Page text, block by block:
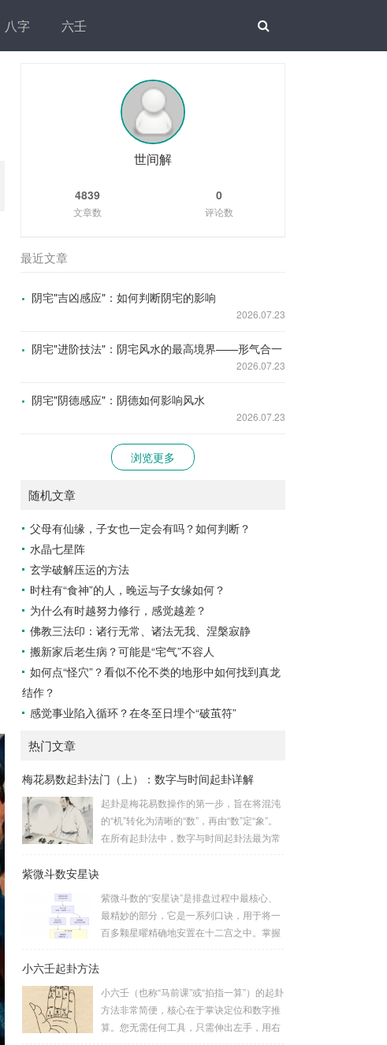
八字 六壬
世间解
4839
文章数
0
评论数
最近文章
阴宅"吉凶感应"：如何判断阴宅的影响
2026.07.23
阴宅"进阶技法"：阴宅风水的最高境界——形气合一
2026.07.23
阴宅"阴德感应"：阴德如何影响风水
2026.07.23
浏览更多
随机文章
父母有仙缘，子女也一定会有吗？如何判断？
水晶七星阵
玄学破解压运的方法
时柱有“食神”的人，晚运与子女缘如何？
为什么有时越努力修行，感觉越差？
佛教三法印：诸行无常、诸法无我、涅槃寂静
搬新家后老生病？可能是“宅气”不容人
如何点“怪穴”？看似不伦不类的地形中如何找到真龙
结作？
感觉事业陷入循环？在冬至日埋个“破茧符”
热门文章
梅花易数起卦法门（上）：数字与时间起卦详解
起卦是梅花易数操作的第一步，旨在将混沌
的“机”转化为清晰的“数”，再由“数”定“象”。
在所有起卦法中，数字与时间起卦法最为常
来起卦。步骤：分拆数字：将得到的一组数
字（通常是三位数）分成两半。前几位数为
上卦，后几位数为下卦。如果数字是偶数
位 2 为上卦后两位...
紫微斗数安星诀
紫微斗数的“安星诀”是排盘过程中最核心、
最精妙的部分，它是一系列口诀，用于将一
百多颗星曜精确地安置在十二宫之中。掌握
循严格的步骤。其核心顺序是：定紫微 →
安十四主星 → 布辅星 → 排四化。整个排盘
流程与安星诀的依赖关系，可以清晰地通过
小六壬起卦方法
小六壬（也称“马前课”或“掐指一算”）的起卦
方法非常简便，核心在于掌诀定位和数字推
算。您无需任何工具，只需伸出左手，用右